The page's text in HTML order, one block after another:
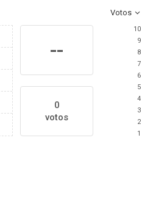
Votos
--
0
votos
10
9
8
7
6
5
4
3
2
1